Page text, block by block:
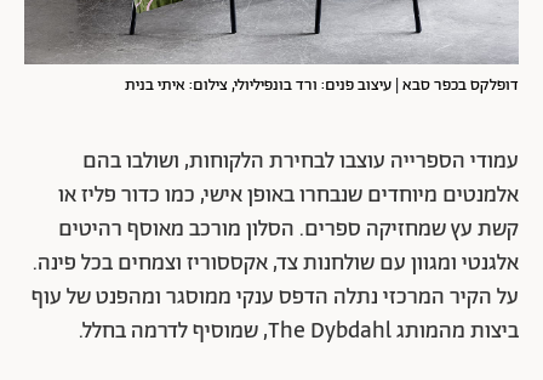
דופלקס בכפר סבא | עיצוב פנים: ורד בונפיליולי, צילום: איתי בנית
עמודי הספרייה עוצבו לבחירת הלקוחות, ושולבו בהם
אלמנטים מיוחדים שנבחרו באופן אישי, כמו כדור פליז או
קשת עץ שמחזיקה ספרים. הסלון מורכב מאוסף רהיטים
אלגנטי ומגוון עם שולחנות צד, אקססוריז וצמחים בכל פינה.
על הקיר המרכזי נתלה הדפס ענקי ממוסגר ומהפנט של עוף
ביצות מהמותג The Dybdahl, שמוסיף לדרמה בחלל.